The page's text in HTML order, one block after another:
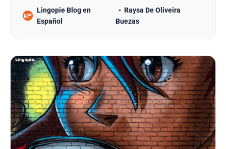
películas para aprender inglés de manera
inmersiva? Tabla De Contenido 1. Aprender Inglés
Lingopie Blog en
Español
Raysa De Oliveira
Buezas